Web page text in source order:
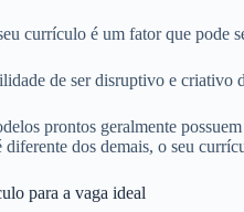
currículo é um fator que pode
de ser disruptivo e criativo
prontos geralmente
dos demais, o seu
para a vaga ideal